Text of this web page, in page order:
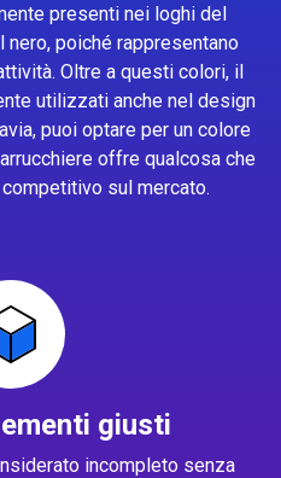
presenti nei loghi del
poiché rappresentano
Oltre a questi colori, il
utilizzati anche nel design
puoi optare per un colore
offre qualcosa che
sul mercato.
giusti
incompleto senza